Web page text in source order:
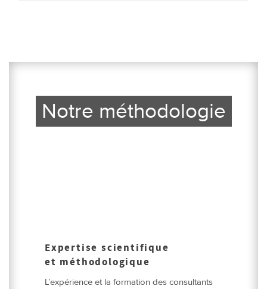
Notre méthodologie
Expertise scientifique
et méthodologique
L’expérience et la formation des consultants